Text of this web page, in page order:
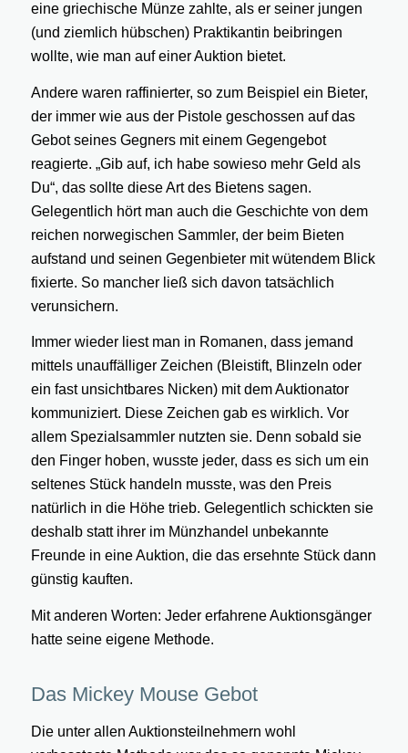
eine griechische Münze zahlte, als er seiner jungen
(und ziemlich hübschen) Praktikantin beibringen
wollte, wie man auf einer Auktion bietet.
Andere waren raffinierter, so zum Beispiel ein Bieter,
der immer wie aus der Pistole geschossen auf das
Gebot seines Gegners mit einem Gegengebot
reagierte. „Gib auf, ich habe sowieso mehr Geld als
Du“, das sollte diese Art des Bietens sagen.
Gelegentlich hört man auch die Geschichte von dem
reichen norwegischen Sammler, der beim Bieten
aufstand und seinen Gegenbieter mit wütendem Blick
fixierte. So mancher ließ sich davon tatsächlich
verunsichern.
Immer wieder liest man in Romanen, dass jemand
mittels unauffälliger Zeichen (Bleistift, Blinzeln oder
ein fast unsichtbares Nicken) mit dem Auktionator
kommuniziert. Diese Zeichen gab es wirklich. Vor
allem Spezialsammler nutzten sie. Denn sobald sie
den Finger hoben, wusste jeder, dass es sich um ein
seltenes Stück handeln musste, was den Preis
natürlich in die Höhe trieb. Gelegentlich schickten sie
deshalb statt ihrer im Münzhandel unbekannte
Freunde in eine Auktion, die das ersehnte Stück dann
günstig kauften.
Mit anderen Worten: Jeder erfahrene Auktionsgänger
hatte seine eigene Methode.
Das Mickey Mouse Gebot
Die unter allen Auktionsteilnehmern wohl